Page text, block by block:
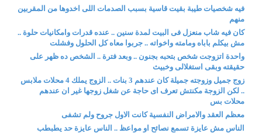
فيه شخصيات طيبة بقيت قاسية بسبب الصدمات اللى اخدوها من المقربين
منهم
كان فيه شاب منعزل فى البيت لمدة سنين .. عنده قدرات وامكانيات حلوة ..
مش بيكلم باباه ومامته واخواته .. جربوا معاه كل الحلول وفشلت
واحدة اتزوجت شخص بتحبه بجنون .. وبعد فترة .. الشخص ده ظهر على
حقيقته وبقى استغلالى وخبيث
زوج جميل وزوجته جميلة كان عندهم 3 بنات .. الزوج يملك 4 محلات ملابس
.. لكن الزوجة مكنتش تعرف اى حاجة عن شغل زوجها غير ان عندهم
محلات بس
معظم العقد والامراض النفسية كانت الاول جروح ولم تشفى
الناس مش عايزة تسمع نصائح او مواعظ .. الناس عايزة حد يطبطب